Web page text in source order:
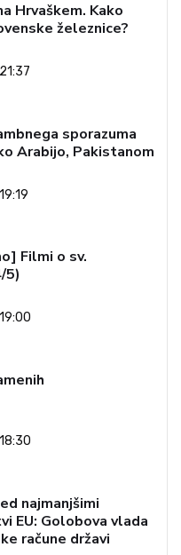
Hrvaškem. Kako
železnice?
sporazuma
Arabijo, Pakistanom
Filmi o sv.
5)
najmanjšimi
EU: Golobova vlada
račune državi